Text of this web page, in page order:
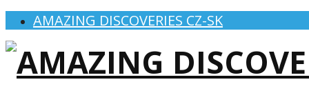
AMAZING DISCOVERIES CZ-SK